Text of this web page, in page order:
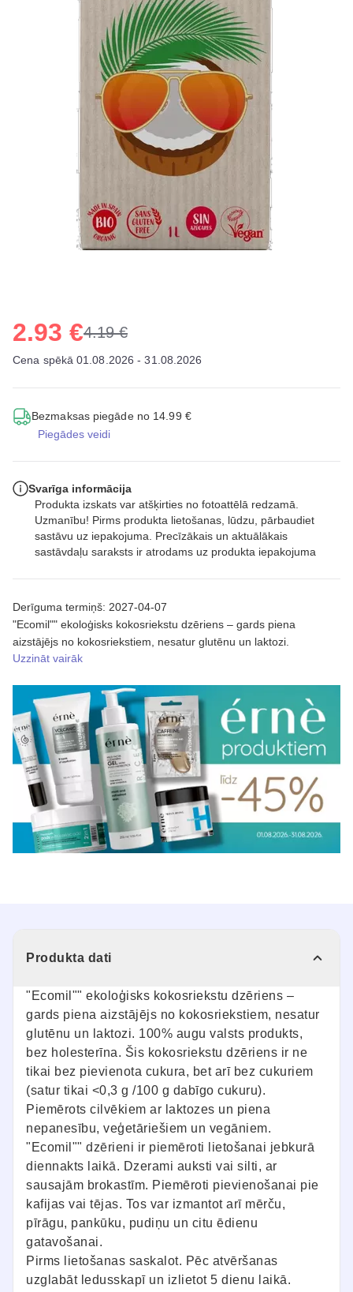
2.93 €4.19 €
Cena spēkā 01.08.2026 - 31.08.2026
Bezmaksas piegāde no 14.99 €
Piegādes veidi
Derīguma termiņš: 2027-04-07
"Ecomil"" ekoloģisks kokosriekstu dzēriens – gards piena
aizstājējs no kokosriekstiem, nesatur glutēnu un laktozi.
Uzzināt vairāk
Svarīga informācija
Produkta izskats var atšķirties no fotoattēlā redzamā.
Uzmanību! Pirms produkta lietošanas, lūdzu, pārbaudiet
sastāvu uz iepakojuma. Precīzākais un aktuālākais
sastāvdaļu saraksts ir atrodams uz produkta iepakojuma
Produkta dati
"Ecomil"" ekoloģisks kokosriekstu dzēriens –
gards piena aizstājējs no kokosriekstiem, nesatur
glutēnu un laktozi. 100% augu valsts produkts,
bez holesterīna. Šis kokosriekstu dzēriens ir ne
tikai bez pievienota cukura, bet arī bez cukuriem
(satur tikai <0,3 g /100 g dabīgo cukuru).
Piemērots cilvēkiem ar laktozes un piena
nepanesību, veģetāriešiem un vegāniem.
"Ecomil"" dzērieni ir piemēroti lietošanai jebkurā
diennakts laikā. Dzerami auksti vai silti, ar
sausajām brokastīm. Piemēroti pievienošanai pie
kafijas vai tējas. Tos var izmantot arī mērču,
pīrāgu, pankūku, pudiņu un citu ēdienu
gatavošanai.
Pirms lietošanas saskalot. Pēc atvēršanas
uzglabāt ledusskapī un izlietot 5 dienu laikā.